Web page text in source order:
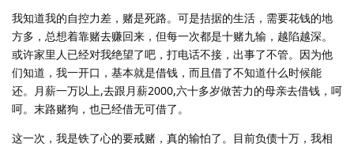
我知道我的自控力差，赌是死路。可是拮据的生活，需要花钱的地
方多，总想着靠赌去赚回来，但每一次都是十赌九输，越陷越深。
或许家里人已经对我绝望了吧，打电话不接，出事了不管。因为他
们知道，我一开口，基本就是借钱，而且借了不知道什么时候能
还。月薪一万以上,去跟月薪2000,六十多岁做苦力的母亲去借钱，呵
呵。末路赌狗，也已经借无可借了。
这一次，我是铁了心的要戒赌，真的输怕了。目前负债十万，我相